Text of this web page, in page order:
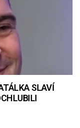
SLAVÍ